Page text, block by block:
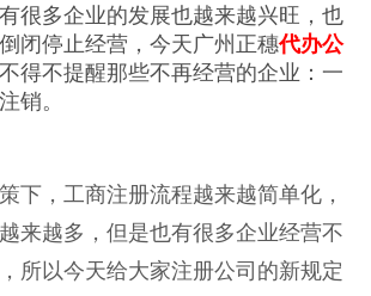
很多企业的发展也越来越兴旺，也
闭停止经营，今天广州正穗代办公
得不提醒那些不再经营的企业：一
销。
下，工商注册流程越来越简单化，
来越多，但是也有很多企业经营不
所以今天给大家注册公司的新规定